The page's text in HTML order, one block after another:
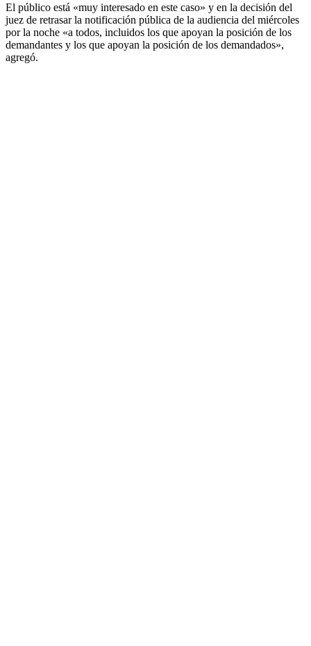
El público está «muy interesado en este caso» y en la decisión del
juez de retrasar la notificación pública de la audiencia del miércoles
por la noche «a todos, incluidos los que apoyan la posición de los
demandantes y los que apoyan la posición de los demandados»,
agregó.